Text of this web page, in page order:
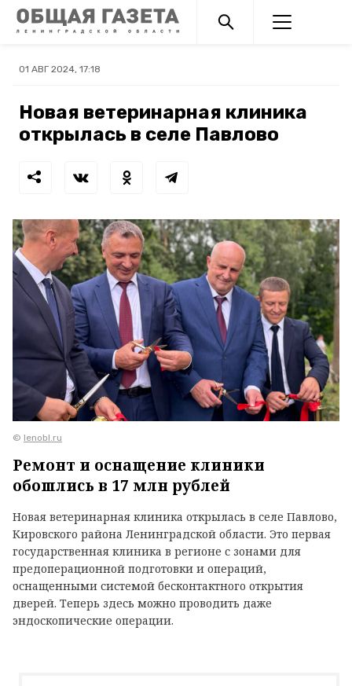
01 АВГ 2024, 17:18
Новая ветеринарная клиника
открылась в селе Павлово
© lenobl.ru
Ремонт и оснащение клиники
обошлись в 17 млн рублей
Новая ветеринарная клиника открылась в селе Павлово,
Кировского района Ленинградской области. Это первая
государственная клиника в регионе с зонами для
предоперационной подготовки и операций,
оснащенными системой бесконтактного открытия
дверей. Теперь здесь можно проводить даже
эндоскопические операции.